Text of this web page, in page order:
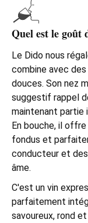
Quel est le goût
Le Dido nous
combine avec
douces. Son nez
suggestif rappel
maintenant partie
En bouche, il
fondus et
conducteur et
âme.
C'est un vin
parfaitement
savoureux, rond